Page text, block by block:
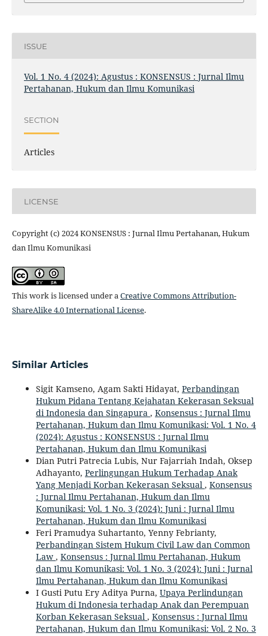
ISSUE
Vol. 1 No. 4 (2024): Agustus : KONSENSUS : Jurnal Ilmu
Pertahanan, Hukum dan Ilmu Komunikasi
SECTION
Articles
LICENSE
Copyright (c) 2024 KONSENSUS : Jurnal Ilmu Pertahanan, Hukum
dan Ilmu Komunikasi
This work is licensed under aCreative Commons Attribution-
ShareAlike 4.0 International License.
Similar Articles
Sigit Kamseno, Agam Sakti Hidayat, Perbandingan
Hukum Pidana Tentang Kejahatan Kekerasan Seksual
di Indonesia dan Singapura , Konsensus : Jurnal Ilmu
Pertahanan, Hukum dan Ilmu Komunikasi: Vol. 1 No. 4
(2024): Agustus : KONSENSUS : Jurnal Ilmu
Pertahanan, Hukum dan Ilmu Komunikasi
Dian Putri Patrecia Lubis, Nur Fajarriah Indah, Oksep
Adhayanto, Perlingungan Hukum Terhadap Anak
Yang Menjadi Korban Kekerasan Seksual , Konsensus
: Jurnal Ilmu Pertahanan, Hukum dan Ilmu
Komunikasi: Vol. 1 No. 3 (2024): Juni : Jurnal Ilmu
Pertahanan, Hukum dan Ilmu Komunikasi
Feri Pramudya Suhartanto, Yenny Febrianty,
Perbandingan Sistem Hukum Civil Law dan Common
Law , Konsensus : Jurnal Ilmu Pertahanan, Hukum
dan Ilmu Komunikasi: Vol. 1 No. 3 (2024): Juni : Jurnal
Ilmu Pertahanan, Hukum dan Ilmu Komunikasi
I Gusti Putu Ery Aditya Purna, Upaya Perlindungan
Hukum di Indonesia terhadap Anak dan Perempuan
Korban Kekerasan Seksual , Konsensus : Jurnal Ilmu
Pertahanan, Hukum dan Ilmu Komunikasi: Vol. 2 No. 3